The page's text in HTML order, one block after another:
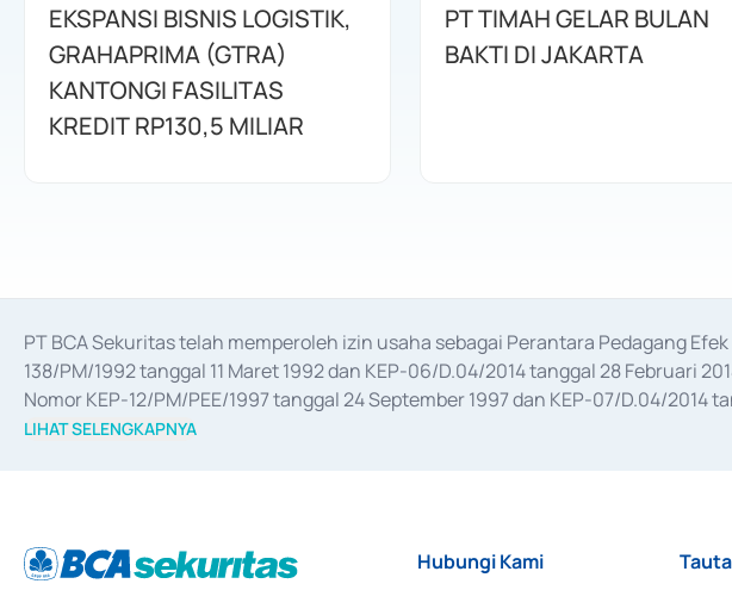
EKSPANSI BISNIS LOGISTIK,
GRAHAPRIMA (GTRA)
KANTONGI FASILITAS
KREDIT RP130,5 MILIAR
PT TIMAH GELAR BULAN
BAKTI DI JAKARTA
PT BCA Sekuritas telah memperoleh izin usaha sebagai Perantara Pedagang
138/PM/1992 tanggal 11 Maret 1992 dan KEP-06/D.04/2014 tanggal 28 Februari
Nomor KEP-12/PM/PEE/1997 tanggal 24 September 1997 dan KEP-07/D.04/2014
merger, akuisisi, divestasi, dan
LIHAT SELENGKAPNYA
Hubungi Kami